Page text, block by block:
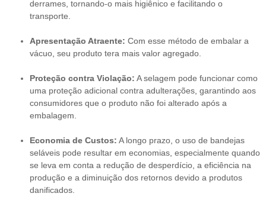
derrames, tornando-o mais higiênico e facilitando o
transporte.
Apresentação Atraente: Com esse método de embalar a
vácuo, seu produto tera mais valor agregado.
Proteção contra Violação: A selagem pode funcionar como
uma proteção adicional contra adulterações, garantindo aos
consumidores que o produto não foi alterado após a
embalagem.
Economia de Custos: A longo prazo, o uso de bandejas
seláveis pode resultar em economias, especialmente quando
se leva em conta a redução de desperdício, a eficiência na
produção e a diminuição dos retornos devido a produtos
danificados.